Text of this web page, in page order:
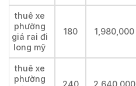
thuê xe
phường
giá rai đi
long mỹ
180 1,980,000
thuê xe
phường
240 2,640,000